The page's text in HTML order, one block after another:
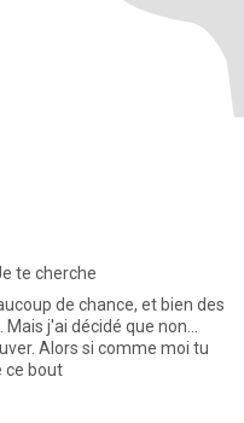
te cherche
de chance, et bien des
j'ai décidé que non...
Alors si comme moi tu
ce bout